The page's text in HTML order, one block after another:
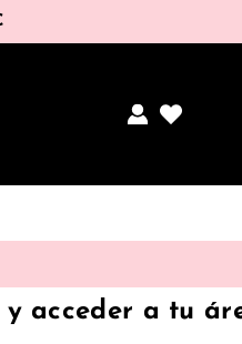
acceder a tu